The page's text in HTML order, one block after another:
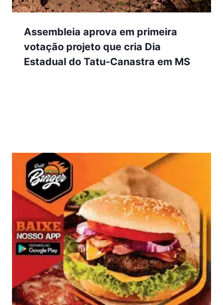
Assembleia aprova em primeira
votação projeto que cria Dia
Estadual do Tatu-Canastra em MS